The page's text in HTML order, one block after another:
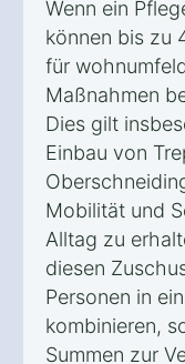
Wenn ein
können bis zu
für
Maßnahmen
Dies gilt
Einbau von
Mobilität und
Alltag zu
diesen
Personen in
kombinieren,
Summen zur